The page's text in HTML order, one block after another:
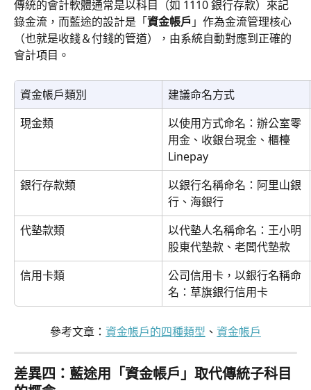
傳統的會計軟體通常是以科目（如 1110 銀行存款）來記
錄金流，而藍途的設計是「資金帳戶 」作為金流管理核心
（也就是收錢＆付錢的管道），由系統自動對應到正確的
會計項目。
資金帳戶類別
建議命名方式
現金類
以使用方式命名：辦公室零
用金、收銀台現金、櫃檯
Linepay
銀行存款類
以銀行名稱命名：阿里山銀
行、海銀行
代墊款類
以代墊人名稱命名：王小明
股東代墊款、老闆代墊款
信用卡類
公司信用卡，以銀行名稱命
名：草旗銀行信用卡
參考文章： 資金帳戶的四種類型 、 資金帳戶
差異四：藍途用「資金帳戶」取代傳統子科目